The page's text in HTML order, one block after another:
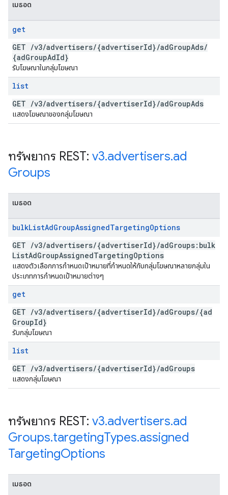
เมธอด
get
GET /v3/advertisers/{advertiserId}/adGroupAds/
{adGroupAdId}
รับโฆษณาในกลุ่มโฆษณา
list
GET /v3/advertisers/{advertiserId}/adGroupAds
แสดงโฆษณาของกลุ่มโฆษณา
ทรัพยากร REST: v3.advertisers.ad
Groups
เมธอด
bulkListAdGroupAssignedTargetingOptions
GET /v3/advertisers/{advertiserId}/adGroups:bulk
ListAdGroupAssignedTargetingOptions
แสดงตัวเลือกการกำหนดเป้าหมายที่กำหนดให้กับกลุ่มโฆษณาหลายกลุ่มใน
ประเภทการกำหนดเป้าหมายต่างๆ
get
GET /v3/advertisers/{advertiserId}/adGroups/{ad
GroupId}
รับกลุ่มโฆษณา
list
GET /v3/advertisers/{advertiserId}/adGroups
แสดงกลุ่มโฆษณา
ทรัพยากร REST: v3.advertisers.ad
Groups.targetingTypes.assigned
TargetingOptions
เมธอด